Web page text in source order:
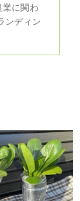
業に関わ
ンディン